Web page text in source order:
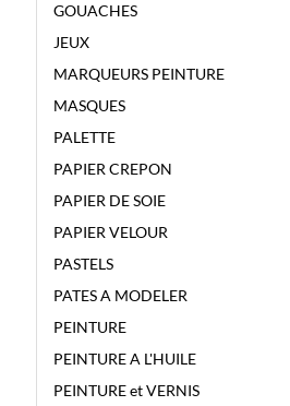
GOUACHES
JEUX
MARQUEURS PEINTURE
MASQUES
PALETTE
PAPIER CREPON
PAPIER DE SOIE
PAPIER VELOUR
PASTELS
PATES A MODELER
PEINTURE
PEINTURE A L'HUILE
PEINTURE et VERNIS